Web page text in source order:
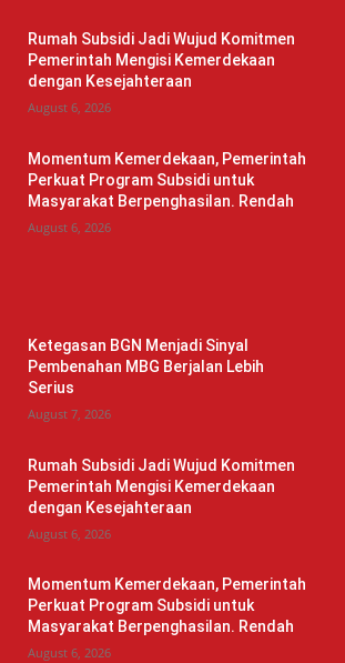
Rumah Subsidi Jadi Wujud Komitmen
Pemerintah Mengisi Kemerdekaan
dengan Kesejahteraan
August 6, 2026
Momentum Kemerdekaan, Pemerintah
Perkuat Program Subsidi untuk
Masyarakat Berpenghasilan. Rendah
August 6, 2026
Ketegasan BGN Menjadi Sinyal
Pembenahan MBG Berjalan Lebih
Serius
August 7, 2026
Rumah Subsidi Jadi Wujud Komitmen
Pemerintah Mengisi Kemerdekaan
dengan Kesejahteraan
August 6, 2026
Momentum Kemerdekaan, Pemerintah
Perkuat Program Subsidi untuk
Masyarakat Berpenghasilan. Rendah
August 6, 2026